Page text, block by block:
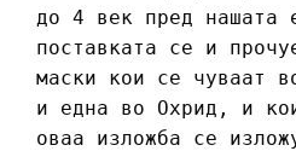
до 4 век пред нашата
поставката се и
маски кои се чуваат
и една во Охрид, и
оваа изложба се